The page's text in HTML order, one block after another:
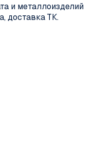
и металлоизделий
доставка ТК.